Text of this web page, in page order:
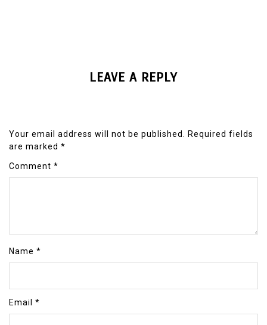
LEAVE A REPLY
Your email address will not be published.
Required fields
are marked *
Comment *
Name *
Email *